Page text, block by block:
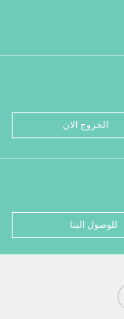
الخروج الان
للوصول الينا